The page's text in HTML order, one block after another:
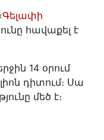
Գելափի
հավաքել է
14 օրում
դիտում։ Սա
մեծ է։